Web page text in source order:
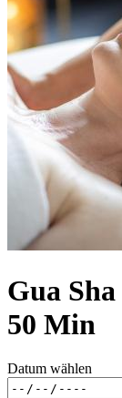
Gua
50 Min
Datum wählen